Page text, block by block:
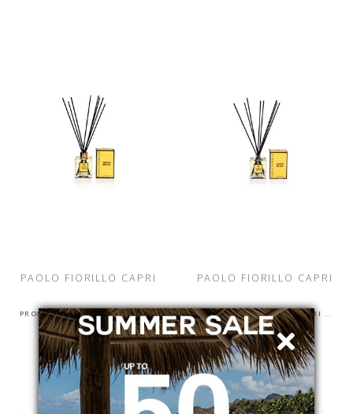
PAOLO FIORILLO CAPRI
PROFUMO DAMBIENTE NERO MYRTO250 ML
€ 75.00
PAOLO FIORILLO CAPRI
PROFUMO DAMBIENTE CAPRI MUSK250 ML
€ 75.00